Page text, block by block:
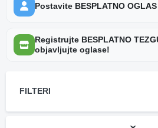
Postavite BESPLATNO
Registrujte BESPLATNO
objavljujte oglase!
FILTERI